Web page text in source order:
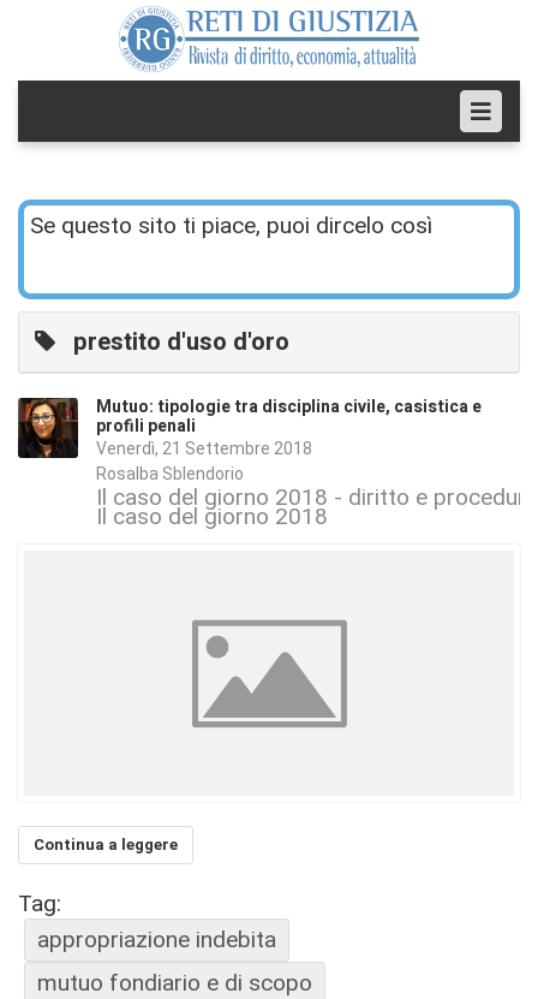
Se questo sito ti piace, puoi dircelo così
prestito d'uso d'oro
Mutuo: tipologie tra disciplina civile, casistica e
profili penali
Venerdì, 21 Settembre 2018
Rosalba Sblendorio
Il caso del giorno 2018 - diritto e
Il caso del giorno 2018
Continua a leggere
Tag:
appropriazione indebita
mutuo fondiario e di scopo